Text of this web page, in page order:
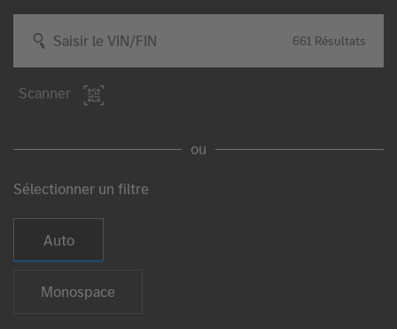
Saisir le VIN/FIN 661 Résultats
Scanner
ou
Sélectionner un filtre
Sélectionner le type de véhicule
Auto
Monospace